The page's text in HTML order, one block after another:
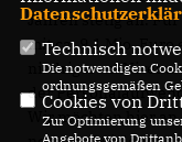
Jahren stetig an. Für
mit ca. 9,1 Mio. Euro
niedrigerem Niveau
der
Wir möchten hier
Technisch
Die notwendigen
ordnungsgemäßen
Cookies von
Zur Optimierung
Angebote von